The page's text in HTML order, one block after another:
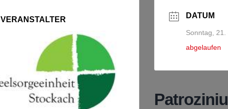
VERANSTALTER DATUM
Sonntag, 21.
abgelaufen